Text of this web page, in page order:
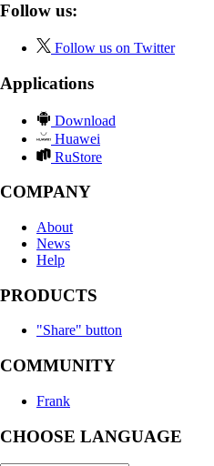
Follow us:
Follow us on Twitter
Applications
Download
Huawei
RuStore
COMPANY
About
News
Help
PRODUCTS
"Share" button
COMMUNITY
Frank
CHOOSE LANGUAGE